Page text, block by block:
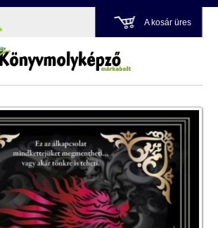
A kosár üres